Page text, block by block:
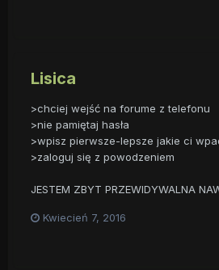
Lisica
>chciej wejść na forume z telefonu
>nie pamiętaj hasła
>wpisz pierwsze-lepsze jakie ci
>zaloguj się z powodzeniem
JESTEM ZBYT PRZEWIDYWALNA
Kwiecień 7, 2016